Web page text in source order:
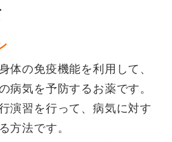
体の免疫機能を利用して、
病気を予防するお薬です。
演習を行って、病気に対す
方法です。